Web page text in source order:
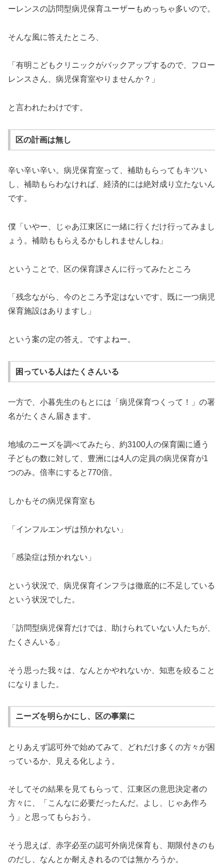
ーレンスの訪問型病児保育ユーザーもめっちゃ多いので。
そんな風に答えたところ、
「有明こどもクリニックがバックアップするので、フロー
レンスさん、病児保育室やりませんか？」
と言われたわけです。
区の計画は無し
辛い辛い辛い。病児保育室って、補助もらってもキツい
し、補助もらわなければ、経済的には絶対成り立たないん
です。
僕「いやー、じゃあ江東区に一緒に行くだけ行ってみまし
ょう。補助ももらえるかもしれませんしね」
ということで、区の保育課さんに行ってみたところ
「残念ながら、今のところ予定はないです。既に一つ病児
保育施設はありますし」
という案の定の答え。ですよねー。
困っている人はたくさんいる
一方で、小暮先生のもとには「病児保育つくって！」の署
名がたくさん届きます。
地域のニーズを調べてみたら、約3100人の保育園に通う
子どもの数に対して、豊洲には4人の定員の病児保育が1
つのみ。倍率にすると770倍。
しかもその病児保育室も
「インフルエンザは預かれない」
「感染症は預かれない」
という状況で、病児保育インフラは徹底的に不足している
という状況でした。
「訪問型病児保育だけでは、助けられていない人たちが、
たくさんいる」
そう思った我々は、なんとかやれないか、知恵を絞ること
になりました。
ニーズを明らかにし、区の事業に
とりあえず認可外で始めてみて、どれだけ多くの方々が困
っているか、見える化しよう。
そしてその結果を見てもらって、江東区の意思決定者の
方々に、「こんなに必要だったんだ。よし、じゃあ作ろ
う」と思ってもらおう。
そう思えば、赤字必至の認可外病児保育も、期限付きのも
のだし、なんとか耐えきれるのでは無かろうか。